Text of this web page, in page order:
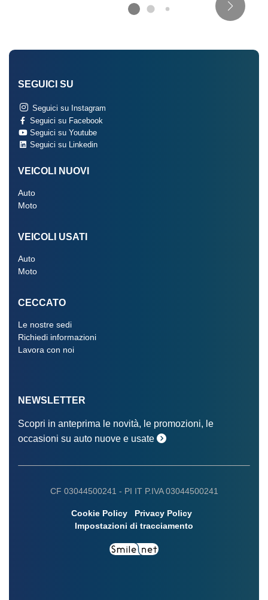
SEGUICI SU
Seguici su Instagram
Seguici su Facebook
Seguici su Youtube
Seguici su Linkedin
VEICOLI NUOVI
Auto
Moto
VEICOLI USATI
Auto
Moto
CECCATO
Le nostre sedi
Richiedi informazioni
Lavora con noi
NEWSLETTER
Scopri in anteprima le novità, le promozioni, le
occasioni su auto nuove e usate
CF 03044500241 - PI IT P.IVA 03044500241
Cookie Policy
Privacy Policy
Impostazioni di tracciamento